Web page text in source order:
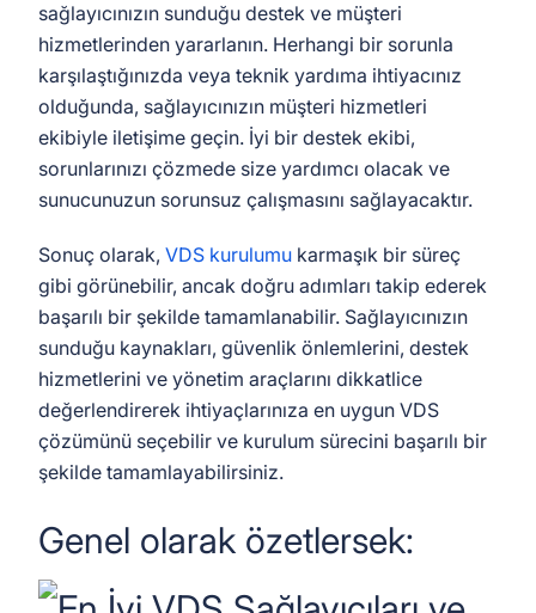
sağlayıcınızın sunduğu destek ve müşteri
hizmetlerinden yararlanın. Herhangi bir sorunla
karşılaştığınızda veya teknik yardıma ihtiyacınız
olduğunda, sağlayıcınızın müşteri hizmetleri
ekibiyle iletişime geçin. İyi bir destek ekibi,
sorunlarınızı çözmede size yardımcı olacak ve
sunucunuzun sorunsuz çalışmasını sağlayacaktır.
Sonuç olarak, VDS kurulumu karmaşık bir süreç
gibi görünebilir, ancak doğru adımları takip ederek
başarılı bir şekilde tamamlanabilir. Sağlayıcınızın
sunduğu kaynakları, güvenlik önlemlerini, destek
hizmetlerini ve yönetim araçlarını dikkatlice
değerlendirerek ihtiyaçlarınıza en uygun VDS
çözümünü seçebilir ve kurulum sürecini başarılı bir
şekilde tamamlayabilirsiniz.
Genel olarak özetlersek: